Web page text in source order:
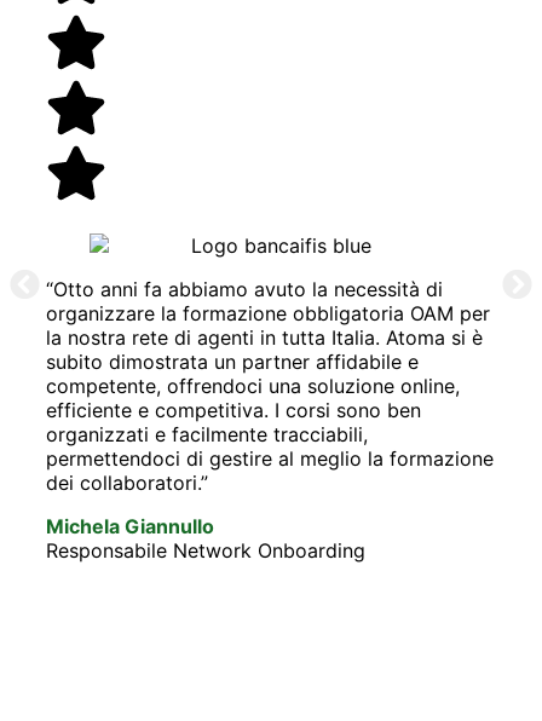
“Otto anni fa abbiamo avuto la necessità di
organizzare la formazione obbligatoria OAM per
la nostra rete di agenti in tutta Italia. Atoma si è
subito dimostrata un partner affidabile e
competente, offrendoci una soluzione online,
efficiente e competitiva. I corsi sono ben
organizzati e facilmente tracciabili,
permettendoci di gestire al meglio la formazione
dei collaboratori.”
Michela Giannullo
Responsabile Network Onboarding